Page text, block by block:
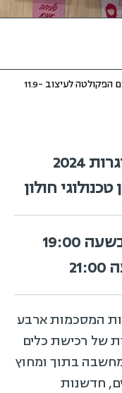
תערוכת בוגרות ובוגרים הפקולטה לעיצוב 11.9-
2024
המסכמות ארבע
של רכישת כלים
מחשבה בתוך ומחוץ
חדשנות